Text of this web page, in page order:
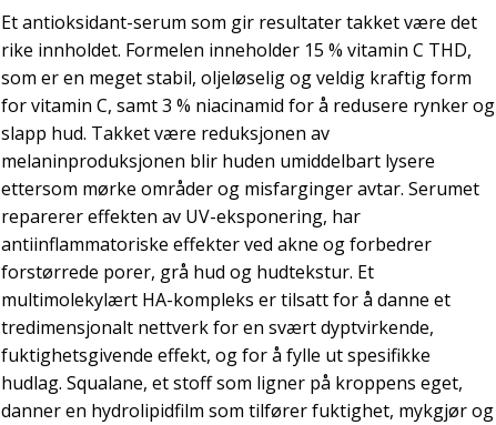
Et antioksidant-serum som gir resultater takket være det
rike innholdet. Formelen inneholder 15 % vitamin C THD,
som er en meget stabil, oljeløselig og veldig kraftig form
for vitamin C, samt 3 % niacinamid for å redusere rynker og
slapp hud. Takket være reduksjonen av
melaninproduksjonen blir huden umiddelbart lysere
ettersom mørke områder og misfarginger avtar. Serumet
reparerer effekten av UV-eksponering, har
antiinflammatoriske effekter ved akne og forbedrer
forstørrede porer, grå hud og hudtekstur. Et
multimolekylært HA-kompleks er tilsatt for å danne et
tredimensjonalt nettverk for en svært dyptvirkende,
fuktighetsgivende effekt, og for å fylle ut spesifikke
hudlag. Squalane, et stoff som ligner på kroppens eget,
danner en hydrolipidfilm som tilfører fuktighet, mykgjør og